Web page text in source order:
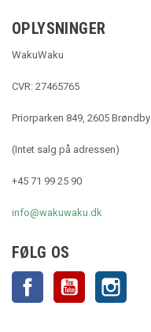
OPLYSNINGER
WakuWaku
CVR: 27465765
Priorparken 849, 2605 Brøndby
(Intet salg på adressen)
+45 71 99 25 90
info@wakuwaku.dk
FØLG OS
Facebook YouTube